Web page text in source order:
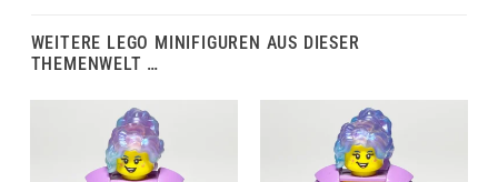
WEITERE LEGO MINIFIGUREN AUS DIESER
THEMENWELT …